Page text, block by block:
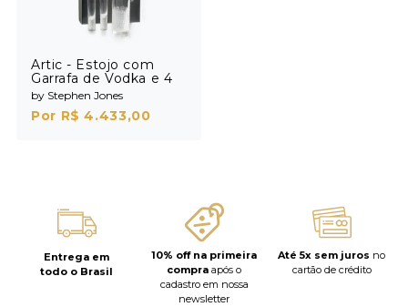
Artic - Estojo com
Garrafa de Vodka e 4
Shots
by Stephen Jones
Por R$ 4.433,00
Entrega em
todo o Brasil
10% off na primeira
compra após o
cadastro em nossa
newsletter
Até 5x sem juros no
cartão de crédito